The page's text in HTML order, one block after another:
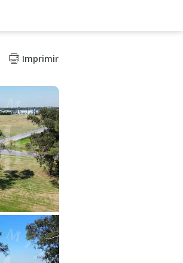
Imprimir